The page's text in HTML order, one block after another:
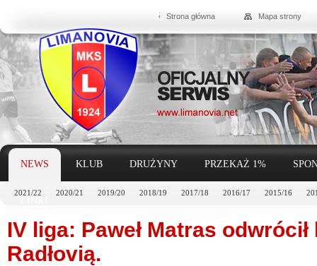
Strona główna Mapa strony
NEWS
2021/22 2020/21 2019/20 2018/19 2017/18 2016/17 2015/16
KLUB DRUŻYNY PRZEKAŻ 1%
IV liga: Paweł Matras
Radłovią.